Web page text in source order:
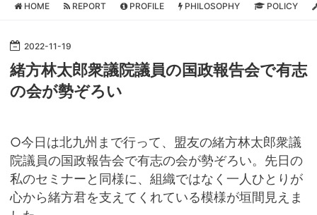
HOME REPORT PROFILE PHILOSOPHY POLICY
2022-11-19
緒方林太郎衆議院議員の国政報告会で有志
の会が勢ぞろい
○今日は北九州まで行って、盟友の緒方林太郎衆議
院議員の国政報告会で有志の会が勢ぞろい。先日の
私のセミナーと同様に、組織ではなく一人ひとりが
心から緒方君を支えてくれている模様が垣間見えま